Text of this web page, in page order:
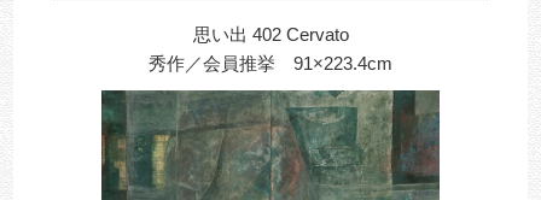
思い出 402 Cervato
秀作／会員推挙 91×223.4cm